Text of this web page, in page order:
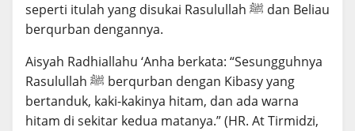
seperti itulah yang disukai Rasulullah ﷺ dan Beliau
berqurban dengannya.
Aisyah Radhiallahu ‘Anha berkata: “Sesungguhnya
Rasulullah ﷺ berqurban dengan Kibasy yang
bertanduk, kaki-kakinya hitam, dan ada warna
hitam di sekitar kedua matanya.” (HR. At Tirmidzi,